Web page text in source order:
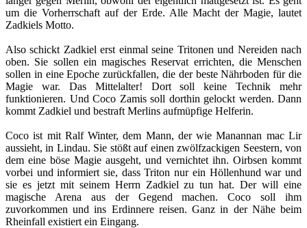
um die Vorherrschaft auf der Erde. Alle Macht der Magie, lautet
Zadkiels Motto.
Also schickt Zadkiel erst einmal seine Tritonen und Nereiden nach
oben. Sie sollen ein magisches Reservat errichten, die Menschen
sollen in eine Epoche zurückfallen, die der beste Nährboden für die
Magie war. Das Mittelalter! Dort soll keine Technik mehr
funktionieren. Und Coco Zamis soll dorthin gelockt werden. Dann
kommt Zadkiel und bestraft Merlins aufmüpfige Helferin.
Coco ist mit Ralf Winter, dem Mann, der wie Manannan mac Lir
aussieht, in Lindau. Sie stößt auf einen zwölfzackigen Seestern, von
dem eine böse Magie ausgeht, und vernichtet ihn. Oirbsen kommt
vorbei und informiert sie, dass Triton nur ein Höllenhund war und
sie es jetzt mit seinem Herrn Zadkiel zu tun hat. Der will eine
magische Arena aus der Gegend machen. Coco soll ihm
zuvorkommen und ins Erdinnere reisen. Ganz in der Nähe beim
Rheinfall existiert ein Eingang.